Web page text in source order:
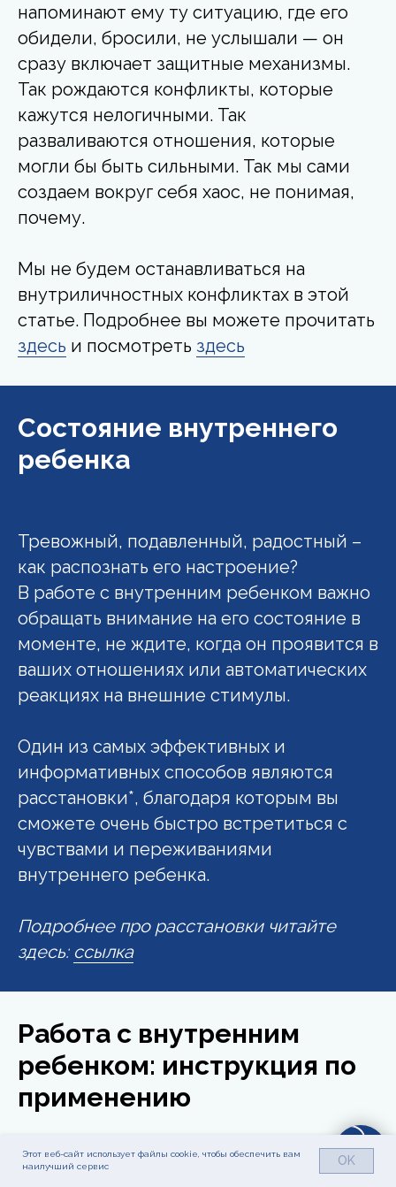
напоминают ему ту ситуацию, где его
обидели, бросили, не услышали — он
сразу включает защитные механизмы.
Так рождаются конфликты, которые
кажутся нелогичными. Так
разваливаются отношения, которые
могли бы быть сильными. Так мы сами
создаем вокруг себя хаос, не понимая,
почему.
Мы не будем останавливаться на
внутриличностных конфликтах в этой
статье. Подробнее вы можете прочитать
здесь и посмотреть здесь
Состояние внутреннего
ребенка
Тревожный, подавленный, радостный –
как распознать его настроение?
В работе с внутренним ребенком важно
обращать внимание на его состояние в
моменте, не ждите, когда он проявится в
ваших отношениях или автоматических
реакциях на внешние стимулы.
Один из самых эффективных и
информативных способов являются
расстановки*, благодаря которым вы
сможете очень быстро встретиться с
чувствами и переживаниями
внутреннего ребенка.
Подробнее про расстановки читайте
здесь: ссылка
Работа с внутренним
ребенком: инструкция по
применению
Этот веб-сайт использует файлы cookie, чтобы обеспечить вам
наилучший сервис
OK